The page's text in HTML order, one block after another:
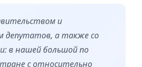
и
депутатов, а также со
в нашей большой по
с относительно